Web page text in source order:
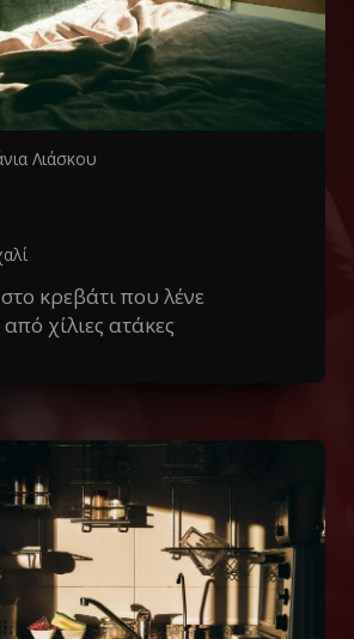
Λιάσκου
κρεβάτι που λένε
χίλιες ατάκες